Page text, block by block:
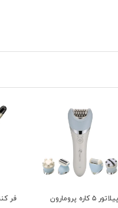
اپیلاتور ۵ کاره پرومارون
فر